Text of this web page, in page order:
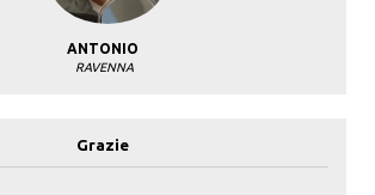
ANTONIO
RAVENNA
Grazie